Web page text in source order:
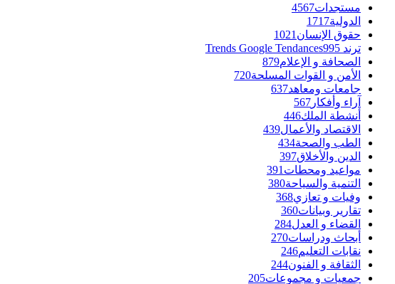
مستجدات4567
الدولية1717
حقوق الإنسان 1021
ترند Trends Google Tendances 995
الصحافة و الإعلام879
الأمن و القوات المسلحة720
جامعات ومعاهد637
آراء وأفكار 567
أنشطة الملك446
الاقتصاد والأعمال439
الطب والصحة434
الدين والأخلاق397
مواعيد ومحطات 391
التنمية والسياحة380
وفيات و تعازي368
تقارير وبيانات360
القضاء و العدل284
أبحاث ودراسات270
نقابات التعليم246
الثقافة و الفنون244
جمعيات و مجموعات205